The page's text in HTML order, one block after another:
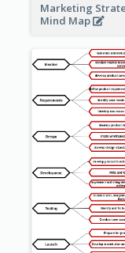
Marketing
Mind Map